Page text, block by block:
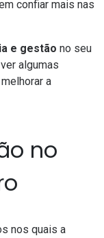
confiar mais nas
e gestão no seu
algumas
a
no
nos quais a